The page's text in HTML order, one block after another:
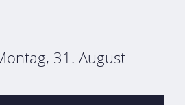
31. August